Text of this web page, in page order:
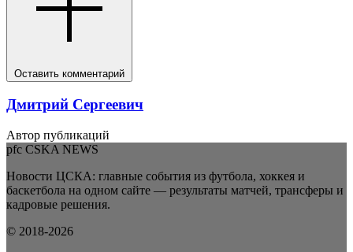
Оставить комментарий
Дмитрий Сергеевич
Автор публикаций
pfc CSKA NEWS
Новости ЦСКА: главные события из футбола, хоккея и
баскетбола на одном сайте — результаты матчей, трансферы и
кадровые решения.
© 2018-2026